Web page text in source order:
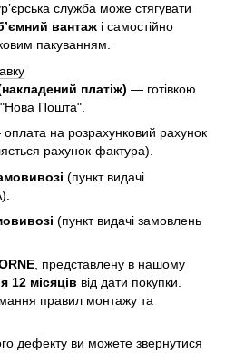
служба може стягувати
вантаж і самостійно
пакуванням.
платіж) — готівкою
"Нова Пошта".
на розрахунковий рахунок
рахунок-фактура).
(пункт видачі
(пункт видачі замовлень
, представлену в нашому
12 місяців від дати покупки.
правил монтажу та
дефекту ви можете звернутися